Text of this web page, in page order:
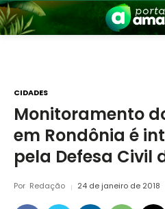
CIDADES
Monitoramento
em Rondônia é
pela Defesa Civil
Por Redação 24 de janeiro de 2018